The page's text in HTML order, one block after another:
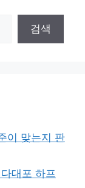
검색
이 맞는지 판
대포 하프